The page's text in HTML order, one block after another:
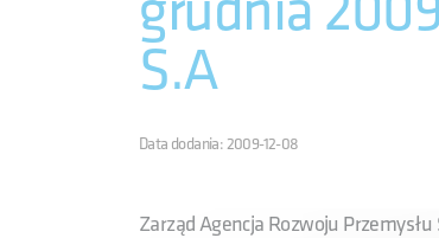
S.A
Data dodania: 2009-12-08
Zarząd Agencja Rozwoju